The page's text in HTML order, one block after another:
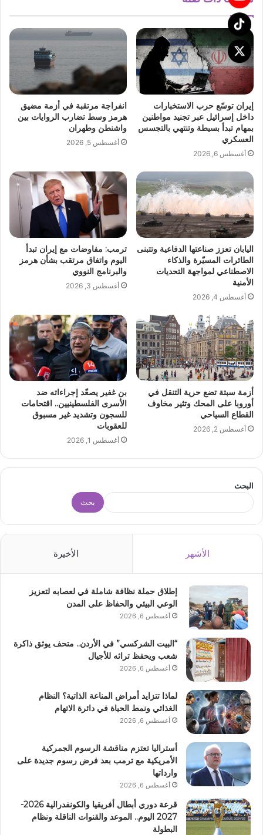
إيران توسّع حرب الاستخبارات
داخل إسرائيل عبر تجنيد مواطنين
بمهام تبدأ بسيطة وتنتهي بالتجسس
العسكري
أغسطس 6, 2026
انفراجة مرتقبة في أزمة مضيق
هرمز وسط تضارب الروايات بين
واشنطن وطهران
أغسطس 5, 2026
اليابان تعزز صناعتها الدفاعية وتتبنى
الطائرات المسيّرة والذكاء
الاصطناعي لمواجهة التحديات
الأمنية
أغسطس 4, 2026
ترمب: مفاوضات مع إيران تبدأ
اليوم واتفاق مرتقب بشأن هرمز
والبرنامج النووي
أغسطس 3, 2026
أزمة سبتة تضع حرية التنقل في
أوروبا على المحك وتثير مخاوف
القطاع السياحي
أغسطس 2, 2026
بن غفير يصعّد إجراءاته ضد
الأسرى الفلسطينيين.. اقتحامات
للسجون وتشديد غير مسبوق
للعقوبات
أغسطس 1, 2026
البحث
بحث
الأشهر الأخيرة
إطلاق حملة نظافة شاملة في لعصابه لتعزيز
الوعي البيئي والحفاظ على المدن
أغسطس 6, 2026
“البيت الشركسي” في الأردن.. متحف يوثق ذاكرة
شعب ويحفظ تراثه للأجيال
أغسطس 6, 2026
لماذا تتزايد أمراض المناعة الذاتية؟ النظام
الغذائي ونمط الحياة في دائرة الاتهام
أغسطس 6, 2026
أستراليا تعتزم مناقشة الرسوم الجمركية
الأمريكية مع ترمب بعد فرض رسوم جديدة على
وارداتها
أغسطس 6, 2026
قرعة دوري أبطال أفريقيا والكونفدرالية 2026-
2027 اليوم.. الموعد والقنوات الناقلة ونظام
البطولة